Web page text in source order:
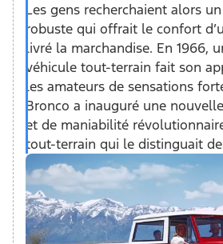
Les gens recherchaient alors
robuste qui offrait le confort
livré la marchandise. En 1966,
véhicule tout-terrain fait son
les amateurs de sensations
Bronco a inauguré une
et de maniabilité
tout-terrain qui le distinguait